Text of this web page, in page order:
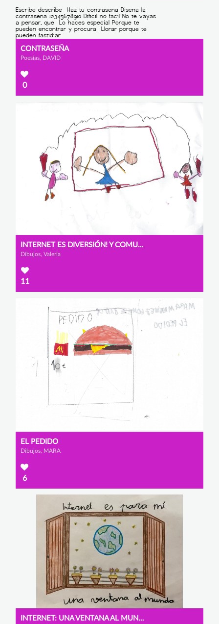
CONTRASEÑA
Poesías, DAVID
0
INTERNET ES DIVERSIÓN! Y COMUNICARSE CON LOS QUE ESTÁN LEJOS
Dibujos, Valeria
11
EL PEDIDO
Dibujos, MARA
6
INTERNET: UNA VENTANA AL MUNDO